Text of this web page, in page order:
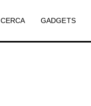
CERCA GADGETS